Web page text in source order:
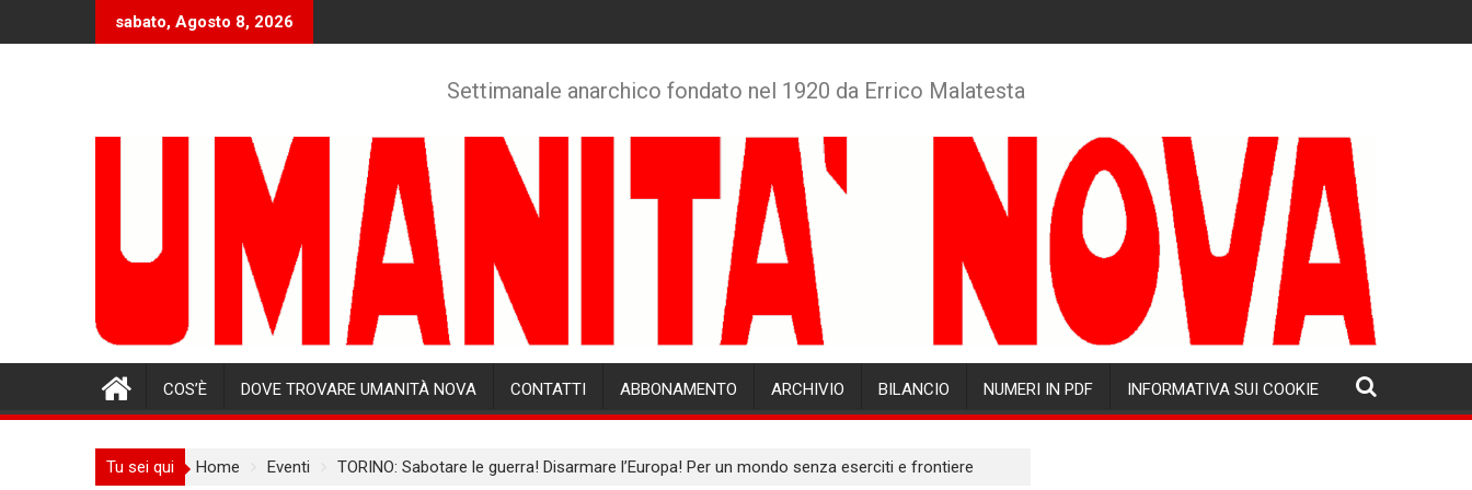
sabato, Agosto 8, 2026
Settimanale anarchico fondato nel 1920 da Errico Malatesta
COS’È DOVE TROVARE UMANITÀ NOVA CONTATTI ABBONAMENTO ARCHIVIO BILANCIO NUMERI IN PDF INFORMATIVA SUI COOKIE
Tu sei qui Home Eventi TORINO: Sabotare le guerra! Disarmare l’Europa! Per un mondo senza eserciti e frontiere